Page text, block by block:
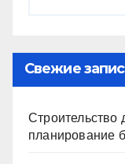
Свежие
Строительство
планирование